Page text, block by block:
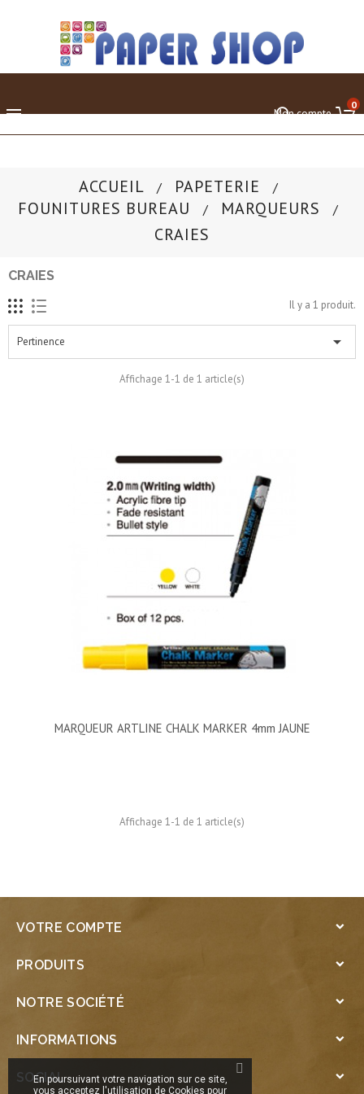
 0
Mon compte
ACCUEIL
PAPETERIE
FOUNITURES BUREAU
MARQUEURS
CRAIES
CRAIES
Il y a 1 produit.
Pertinence 
Affichage 1-1 de 1 article(s)
MARQUEUR ARTLINE CHALK MARKER 4mm JAUNE
Affichage 1-1 de 1 article(s)
VOTRE COMPTE 
PRODUITS 
NOTRE SOCIÉTÉ 
INFORMATIONS 
SOCIAL 
En poursuivant votre navigation sur ce site,
vous acceptez l'utilisation de Cookies pour